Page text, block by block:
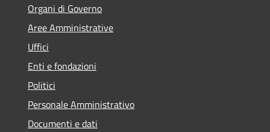
Organi di Governo
Aree Amministrative
Uffici
Enti e fondazioni
Politici
Personale Amministrativo
Documenti e dati